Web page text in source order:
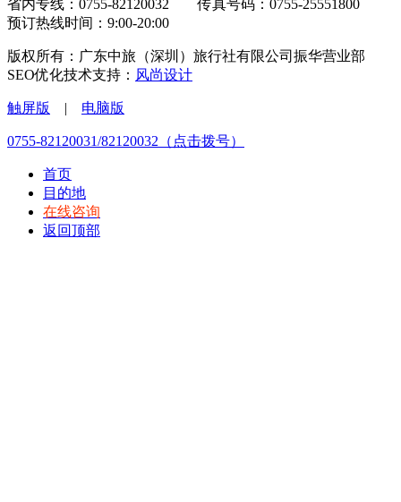
省内专线：0755-82120032 传真号码：0755-25551800
预订热线时间：9:00-20:00
版权所有：广东中旅（深圳）旅行社有限公司振华营业部
SEO优化技术支持： 风尚设计
触屏版 | 电脑版
0755-82120031/82120032（点击拨号）
首页
目的地
在线咨询
返回顶部